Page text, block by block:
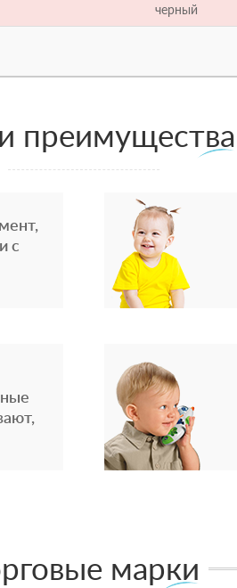
черный
преимущества
с
марки